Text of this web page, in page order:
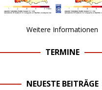
Weitere Informationen
TERMINE
NEUESTE BEITRÄGE